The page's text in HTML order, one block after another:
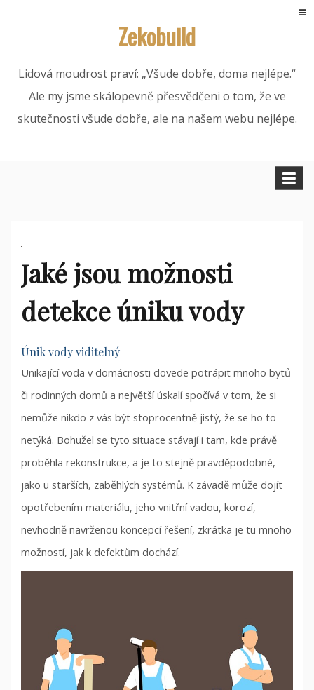
Zekobuild
Lidová moudrost praví: „Všude dobře, doma nejlépe.“
Ale my jsme skálopevně přesvědčeni o tom, že ve
skutečnosti všude dobře, ale na našem webu nejlépe.
Jaké jsou možnosti
detekce úniku vody
Únik vody viditelný
Unikající voda v domácnosti dovede potrápit mnoho bytů
či rodinných domů a největší úskalí spočívá v tom, že si
nemůže nikdo z vás být stoprocentně jistý, že se ho to
netýká. Bohužel se tyto situace stávají i tam, kde právě
proběhla rekonstrukce, a je to stejně pravděpodobné,
jako u starších, zaběhlých systémů. K závadě může dojít
opotřebením materiálu, jeho vnitřní vadou, korozí,
nevhodně navrženou koncepcí řešení, zkrátka je tu mnoho
možností, jak k defektům dochází.